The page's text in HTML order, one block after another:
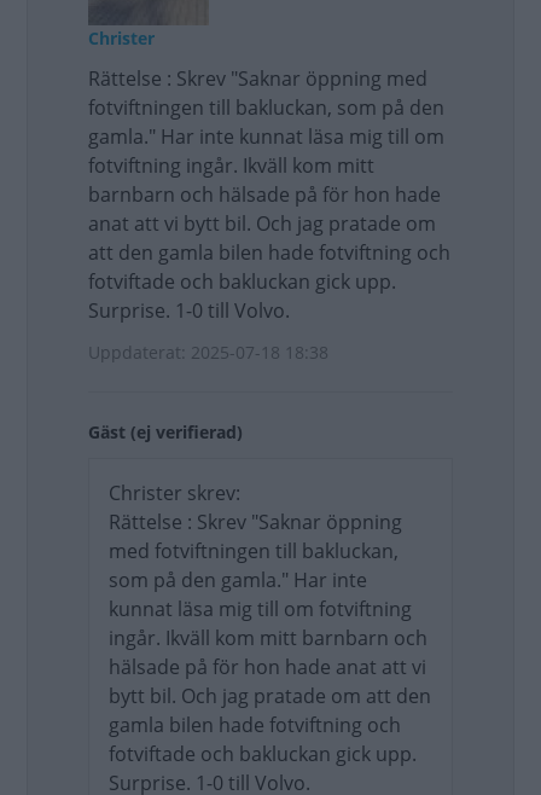
Christer
Rättelse : Skrev "Saknar öppning med
fotviftningen till bakluckan, som på den
gamla." Har inte kunnat läsa mig till om
fotviftning ingår. Ikväll kom mitt
barnbarn och hälsade på för hon hade
anat att vi bytt bil. Och jag pratade om
att den gamla bilen hade fotviftning och
fotviftade och bakluckan gick upp.
Surprise. 1-0 till Volvo.
Uppdaterat: 2025-07-18 18:38
Gäst (ej verifierad)
Christer skrev:
Rättelse : Skrev "Saknar öppning
med fotviftningen till bakluckan,
som på den gamla." Har inte
kunnat läsa mig till om fotviftning
ingår. Ikväll kom mitt barnbarn och
hälsade på för hon hade anat att vi
bytt bil. Och jag pratade om att den
gamla bilen hade fotviftning och
fotviftade och bakluckan gick upp.
Surprise. 1-0 till Volvo.